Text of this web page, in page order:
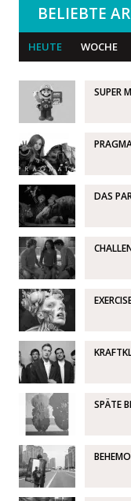
BELIEBTE
HEUTE WOCHE
SUPER
DAS
SPÄTE